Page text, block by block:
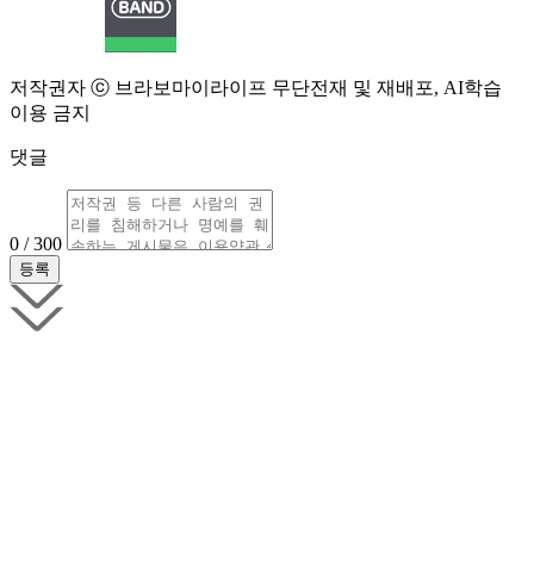
저작권자 ⓒ 브라보마이라이프 무단전재 및 재배포, AI학습
이용 금지
댓글
0 / 300